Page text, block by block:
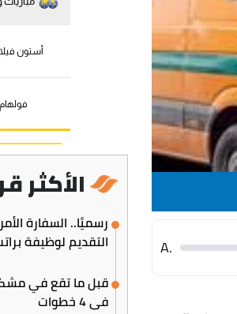
.A
الأكثر
رسميًا.. السفارة
التقديم لوظيفة براتب 43 ألف جنيه
قبل ما تقع في
في 4 خطوات